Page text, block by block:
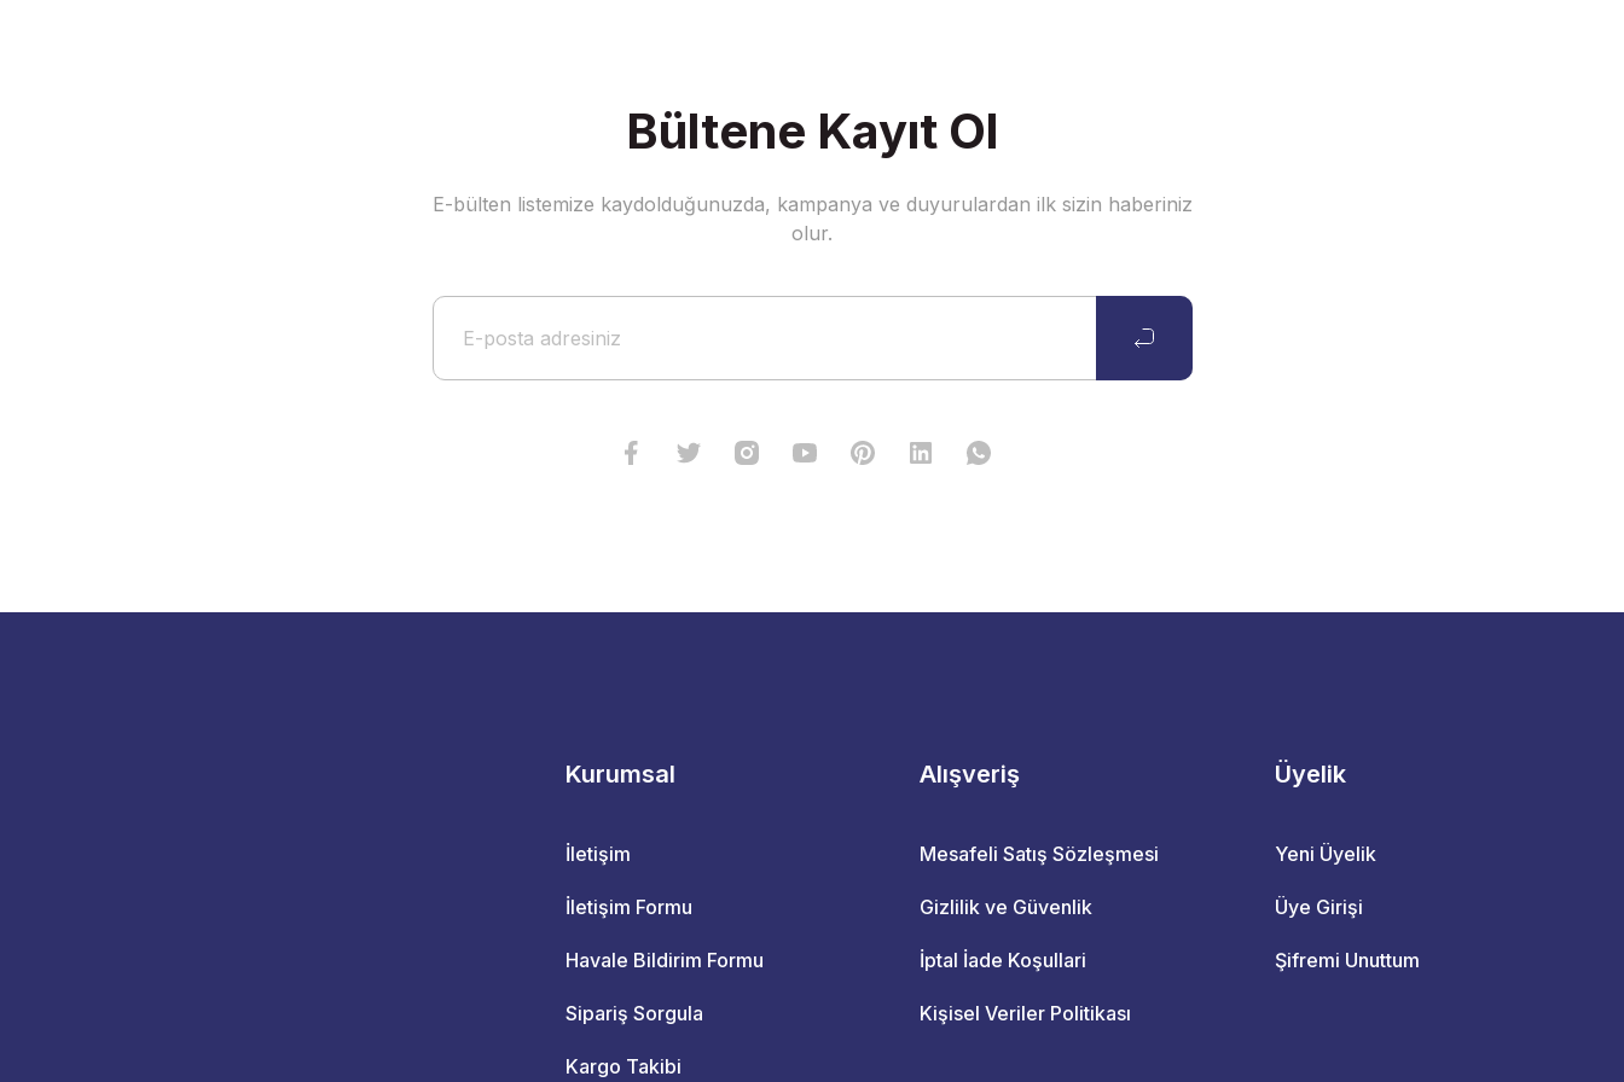
Gönder
Bültene Kayıt Ol
E-bülten listemize kaydolduğunuzda, kampanya ve duyurulardan ilk sizin haberiniz
olur.
Kurumsal
İletişim
İletişim Formu
Havale Bildirim Formu
Sipariş Sorgula
Kargo Takibi
Alışveriş
Mesafeli Satış Sözleşmesi
Gizlilik ve Güvenlik
İptal İade Koşullari
Kişisel Veriler Politikası
Üyelik
Yeni Üyelik
Üye Girişi
Şifremi Unuttum